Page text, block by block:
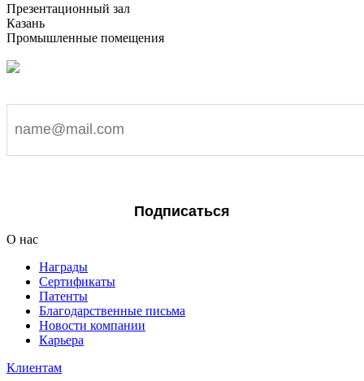
Презентационный зал
Казань
Промышленные помещения
Подписаться
О нас
Награды
Сертификаты
Патенты
Благодарственные письма
Новости компании
Карьера
Клиентам